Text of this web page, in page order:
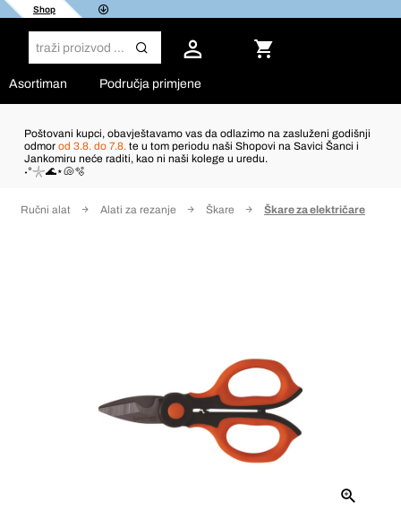
Shop
Asortiman Područja primjene
Poštovani kupci, obavještavamo vas da odlazimo na zasluženi godišnji
odmor od 3.8. do 7.8. te u tom periodu naši Shopovi na Savici Šanci i
Jankomiru neće raditi, kao ni naši kolege u uredu.
˖°𓇼🌊⋆🐚🫧
Ručni alat Alati za rezanje Škare Škare za električare